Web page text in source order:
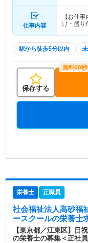
仕事内容
【お仕
け・盛り
駅から徒歩5分以内
保存する
栄養士 正職員
社会福祉法人高砂福
ースクールの栄養士
【東京都／江東区】日
の栄養士の募集＜正社員